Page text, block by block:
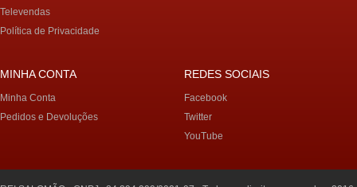
Televendas
Política de Privacidade
MINHA CONTA
Minha Conta
Pedidos e Devoluções
REDES SOCIAIS
Facebook
Twitter
YouTube